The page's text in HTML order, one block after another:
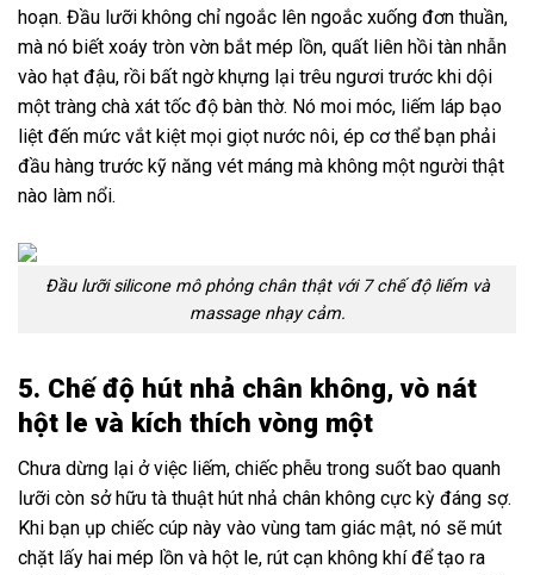
hoạn. Đầu lưỡi không chỉ ngoắc lên ngoắc xuống đơn thuần,
mà nó biết xoáy tròn vờn bắt mép lồn, quất liên hồi tàn nhẫn
vào hạt đậu, rồi bất ngờ khựng lại trêu ngươi trước khi dội
một tràng chà xát tốc độ bàn thờ. Nó moi móc, liếm láp bạo
liệt đến mức vắt kiệt mọi giọt nước nôi, ép cơ thể bạn phải
đầu hàng trước kỹ năng vét máng mà không một người thật
nào làm nổi.
Đầu lưỡi silicone mô phỏng chân thật với 7 chế độ liếm và
massage nhạy cảm.
5. Chế độ hút nhả chân không, vò nát
hột le và kích thích vòng một
Chưa dừng lại ở việc liếm, chiếc phễu trong suốt bao quanh
lưỡi còn sở hữu tà thuật hút nhả chân không cực kỳ đáng sợ.
Khi bạn ụp chiếc cúp này vào vùng tam giác mật, nó sẽ mút
chặt lấy hai mép lồn và hột le, rút cạn không khí để tạo ra